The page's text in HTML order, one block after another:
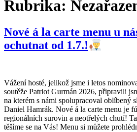
Rubrika:
Nové á la carte menu u
ochutnat od 1.7.!
Vážení hosté, jelikož jsme i letos
soutěže Patriot Gurmán 2026, připravili
na kterém s námi spolupracoval oblíbený
Daniel Hamrák. Nové á la carte menu je
regionálních surovin a neotřelých chutí!
těšíme se na Vás! Menu si můžete